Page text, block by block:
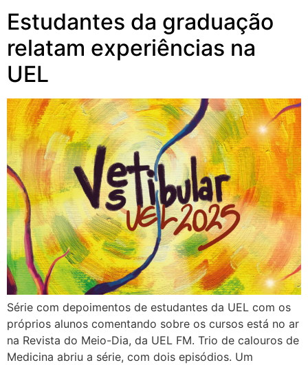
Estudantes da graduação
relatam experiências na
UEL
Série com depoimentos de estudantes da UEL com os
próprios alunos comentando sobre os cursos está no ar
na Revista do Meio-Dia, da UEL FM. Trio de calouros de
Medicina abriu a série, com dois episódios. Um